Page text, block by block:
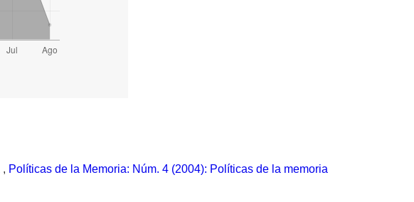
, Políticas de la Memoria: Núm. 4 (2004): Políticas de la memoria